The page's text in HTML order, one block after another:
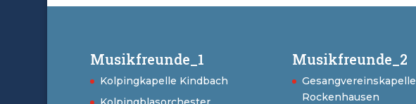
Musikfreunde_1
Kolpingkapelle Kindbach
Musikfreunde_2
Gesangvereinskapelle
Rockenhausen